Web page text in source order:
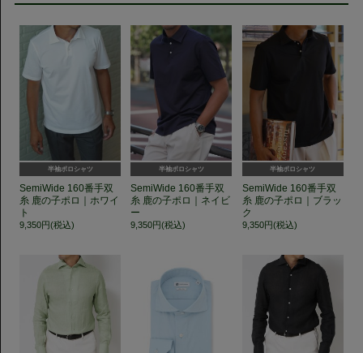
半袖ポロシャツ
SemiWide 160番手双
糸 鹿の子ポロ｜ホワイ
ト
9,350円(税込)
半袖ポロシャツ
SemiWide 160番手双
糸 鹿の子ポロ｜ネイビ
ー
9,350円(税込)
半袖ポロシャツ
SemiWide 160番手双
糸 鹿の子ポロ｜ブラッ
ク
9,350円(税込)